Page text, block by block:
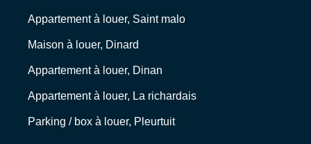
Appartement à louer, Saint malo
Maison à louer, Dinard
Appartement à louer, Dinan
Appartement à louer, La richardais
Parking / box à louer, Pleurtuit